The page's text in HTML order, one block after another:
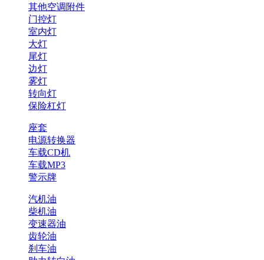
其他空调附件
门控灯
室内灯
大灯
尾灯
边灯
雾灯
转向灯
保险杠灯
座套
电源转换器
车载CD机
车载MP3
警示牌
汽机油
柴机油
变速器油
齿轮油
刹车油